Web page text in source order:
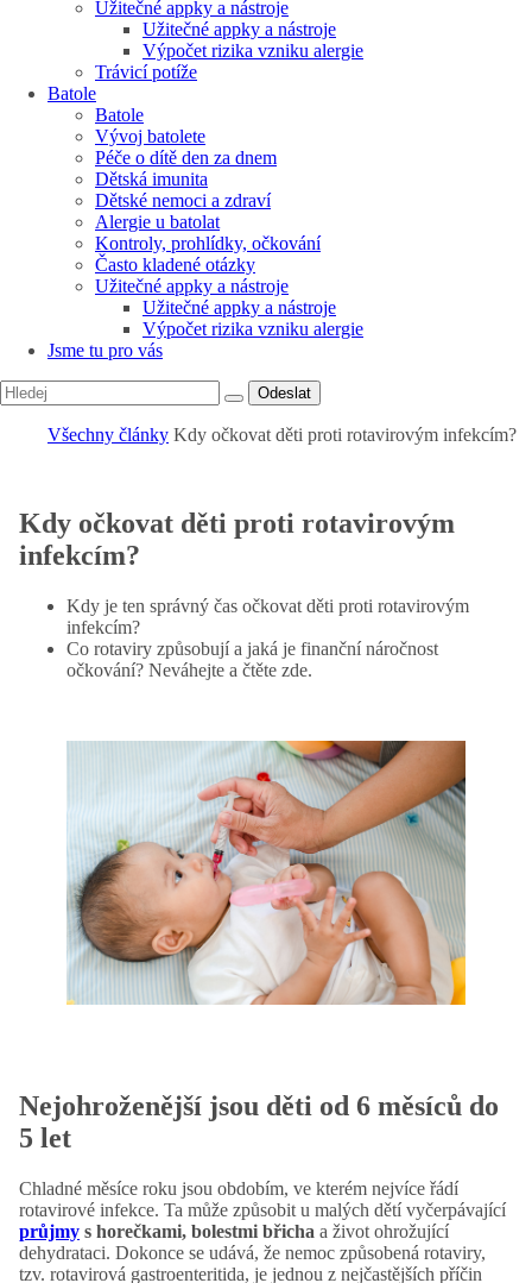
Užitečné appky a nástroje
Užitečné appky a nástroje
Výpočet rizika vzniku alergie
Trávicí potíže
Batole
Batole
Vývoj batolete
Péče o dítě den za dnem
Dětská imunita
Dětské nemoci a zdraví
Alergie u batolat
Kontroly, prohlídky, očkování
Často kladené otázky
Užitečné appky a nástroje
Užitečné appky a nástroje
Výpočet rizika vzniku alergie
Jsme tu pro vás
Odeslat
Všechny články Kdy očkovat děti proti rotavirovým infekcím?
Kdy očkovat děti proti rotavirovým
infekcím?
Kdy je ten správný čas očkovat děti proti rotavirovým
infekcím?
Co rotaviry způsobují a jaká je finanční náročnost
očkování? Neváhejte a čtěte zde.
Nejohroženější jsou děti od 6 měsíců do
5 let
Chladné měsíce roku jsou obdobím, ve kterém nejvíce řádí
rotavirové infekce. Ta může způsobit u malých dětí vyčerpávající
průjmy s horečkami, bolestmi břicha a život ohrožující
dehydrataci. Dokonce se udává, že nemoc způsobená rotaviry,
tzv. rotavirová gastroenteritida, je jednou z nejčastějších příčin